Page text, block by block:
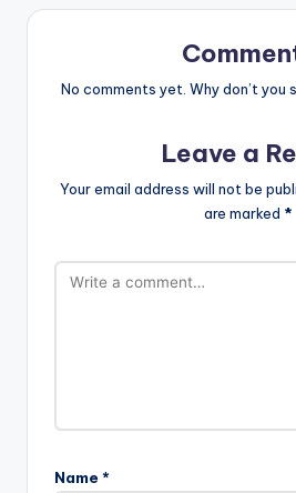
No comments yet. Why don’t
Leave a
Your email address will not be
are marked *
Name *